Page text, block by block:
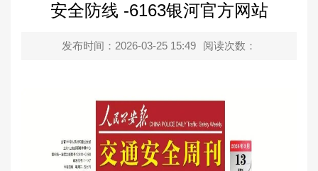
安全防线 -6163银河官方网站
发布时间：2026-03-25 15:49 阅读次数：